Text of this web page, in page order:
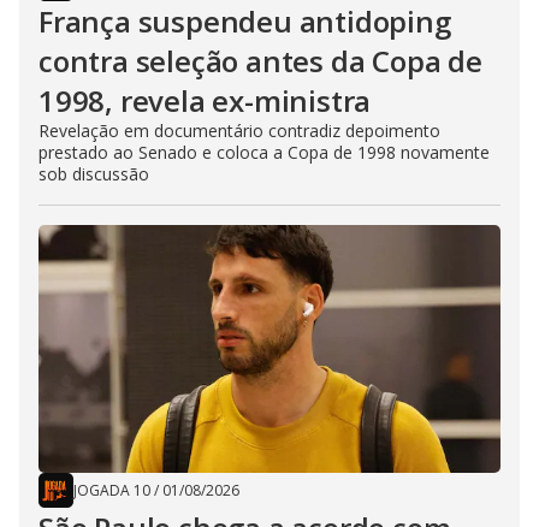
França suspendeu antidoping
contra seleção antes da Copa de
1998, revela ex-ministra
Revelação em documentário contradiz depoimento
prestado ao Senado e coloca a Copa de 1998 novamente
sob discussão
JOGADA 10/ 01/08/2026